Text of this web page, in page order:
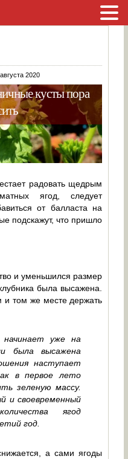
2020
кусты пора
радовать щедрым
ягод, следует
от балласта на
подскажут, что пришло
и уменьшился размер
была высажена.
и том же месте держать
начинает уже на
была высажена
наступает
в первое лето
зеленую массу.
и своевременный
ягод
год.
а сами ягоды